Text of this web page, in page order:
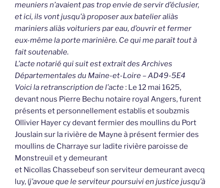
meuniers n’avaient pas trop envie de servir d’éclusier,
et ici, ils vont jusqu’à proposer aux batelier aliàs
mariniers aliàs voituriers par eau, d’ouvrir et fermer
eux-même la porte marinière. Ce qui me paraît tout à
fait soutenable.
L’acte notarié qui suit est extrait des Archives
Départementales du Maine-et-Loire – AD49-5E4
Voici la retranscription de l’acte: Le 12 mai 1625,
devant nous Pierre Bechu notaire royal Angers, furent
présents et personnellement establis et soubzmis
Ollivier Hayer cy devant fermier des moullins du Port
Jouslain sur la rivière de Mayne à présent fermier des
moullins de Charraye sur ladite rivière paroisse de
Monstreuil et y demeurant
et Nicollas Chassebeuf son serviteur demeurant avecq
luy, (j’avoue que le serviteur poursuivi en justice jusqu’à